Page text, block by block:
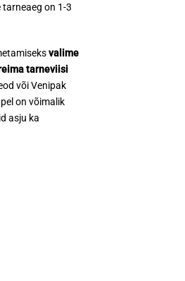
on 1-3
valime
tarneviisi
või Venipak
on võimalik
asju ka